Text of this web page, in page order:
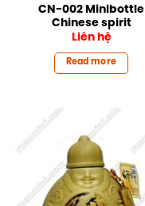
CN-002 Minibottle
Chinese spirit
Liên hệ
Read more